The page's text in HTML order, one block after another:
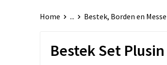
Home ... Bestek, Borden en
Bestek Set Plusin